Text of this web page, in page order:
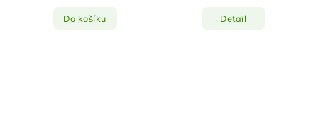
Do košíku Detail